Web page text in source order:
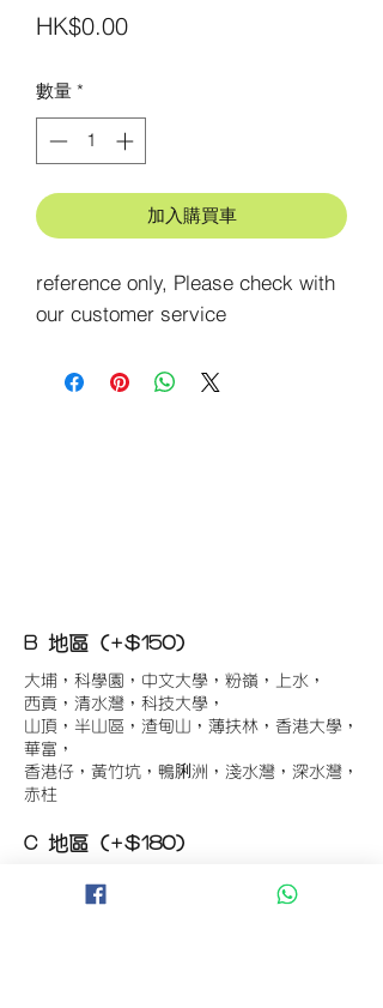
HK$0.00價
數量 *
加入購買車
reference only, Please check with
our customer service
B 地區 (+$150)
大埔，科學園，中文大學，粉嶺，上水，
西貢，清水灣，科技大學，
山頂，半山區，渣甸山，薄扶林，香港大學，
華富，
香港仔，黃竹坑，鴨脷洲，淺水灣，深水灣，
赤柱
C 地區 (+$180)
東涌，珀麗灣(馬灣)，南灣，
將軍澳工業區，大埔工業區，